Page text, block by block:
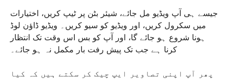
جیسے ہی آپ ویڈیو مل جائے، شیئر بٹن پر ٹیپ کریں، اختیارات
میں سکرول کریں، اور ویڈیو کو سیو کریں۔ ویڈیو ڈاؤن لوڈ
ہونا شروع ہو جائے گا، اور آپ کو بس اس وقت تک انتظار
کرنا ہے جب تک پیش رفت بار مکمل نہ ہو جائے۔
پھر آپ اپنی تصاویر ایپ چیک کر سکتے ہیں کہ کیا